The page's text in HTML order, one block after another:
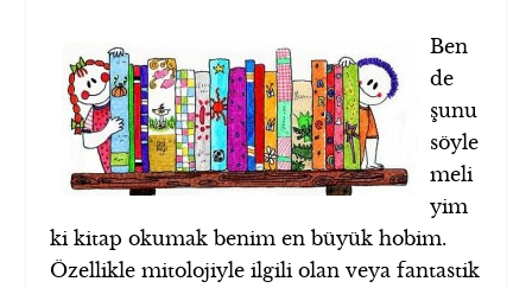
Ben
de
şunu
söyle
meli
yim
ki kitap okumak benim en büyük hobim.
Özellikle mitolojiyle ilgili olan veya fantastik